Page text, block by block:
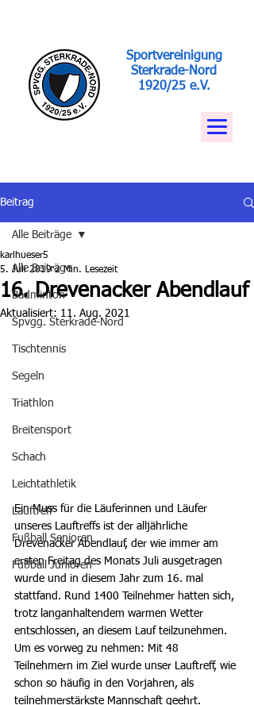
Sportvereinigung
Sterkrade-Nord
1920/25 e.V.
Beitrag
Alle Beiträge
Badminton
Spvgg. Sterkrade-Nord
Tischtennis
Segeln
Triathlon
Breitensport
Schach
Leichtathletik
Lauftreff
Fußball Senioren
Fußball Junioren
Alle Beiträge
16. Drevenacker Abendlauf
karlhueser5
5. Juli 2019 2 Min. Lesezeit
Aktualisiert: 11. Aug. 2021
Ein Muss für die Läuferinnen und Läufer
unseres Lauftreffs ist der alljährliche
Drevenacker Abendlauf, der wie immer am
ersten Freitag des Monats Juli ausgetragen
wurde und in diesem Jahr zum 16. mal
stattfand. Rund 1400 Teilnehmer hatten sich,
trotz langanhaltendem warmen Wetter
entschlossen, an diesem Lauf teilzunehmen.
Um es vorweg zu nehmen: Mit 48
Teilnehmern im Ziel wurde unser Lauftreff, wie
schon so häufig in den Vorjahren, als
teilnehmerstärkste Mannschaft geehrt.